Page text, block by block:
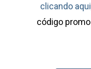
clicando aqui
código promo